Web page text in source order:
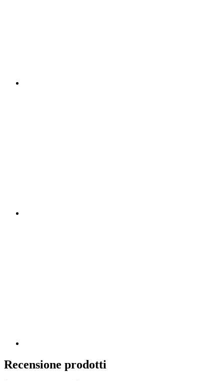
Recensione prodotti